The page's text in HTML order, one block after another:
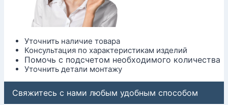
Уточнить наличие товара
Консультация по характеристикам изделий
Помочь с подсчетом необходимого количества
Уточнить детали монтажу
Свяжитесь с нами любым удобным способом